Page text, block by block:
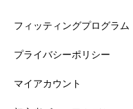
フィッティングプログラム
プライバシーポリシー
マイアカウント